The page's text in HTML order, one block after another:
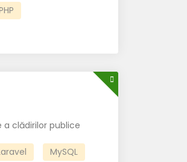
clădirilor publice
MySQL